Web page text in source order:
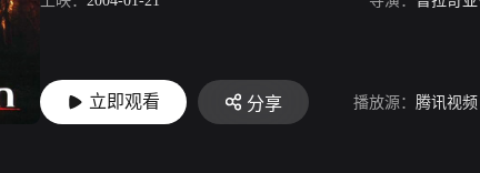
立即观看 分享 播放源： 腾讯视频